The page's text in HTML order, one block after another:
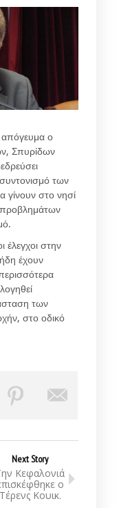
απόγευμα ο
Σπυρίδων
των
γίνουν στο νησί
προβλημάτων
στην
έχουν
των
στο οδικό
Next Story
Κεφαλονιά
ο
Τέρενς Κουικ.